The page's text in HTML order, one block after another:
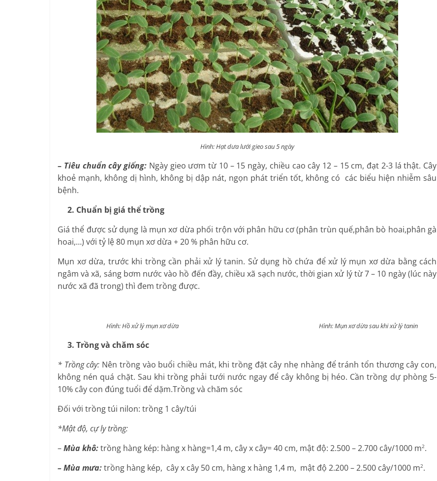
Hình: Hạt dưa lưới gieo sau 5 ngày
– Tiêu chuẩn cây giống: Ngày gieo ươm từ 10 – 15 ngày, chiều cao cây 12 – 15 cm, đạt 2-3 lá thật. Cây
khoẻ mạnh, không dị hình, không bị dập nát, ngọn phát triển tốt, không có các biểu hiện nhiễm sâu
bệnh.
2. Chuẩn bị giá thể trồng
Giá thể được sử dụng là mụn xơ dừa phối trộn với phân hữu cơ (phân trùn quế,phân bò hoai,phân gà
hoai,…) với tỷ lệ 80 mụn xơ dừa + 20 % phân hữu cơ.
Mụn xơ dừa, trước khi trồng cần phải xử lý tanin. Sử dụng hồ chứa để xử lý mụn xơ dừa bằng cách
ngâm và xã, sáng bơm nước vào hồ đến đầy, chiều xã sạch nước, thời gian xử lý từ 7 – 10 ngày (lúc này
nước xã đã trong) thì đem trồng được.
Hình: Hồ xử lý mụn xơ dừa Hình: Mụn xơ dừa sau khi xử lý tanin
3. Trồng và chăm sóc
* Trồng cây: Nên trồng vào buổi chiều mát, khi trồng đặt cây nhẹ nhàng để tránh tổn thương cây con,
không nén quá chặt. Sau khi trồng phải tưới nước ngay để cây không bị héo. Cần trồng dự phòng 5-
10% cây con đúng tuổi để dặm.Trồng và chăm sóc
Đối với trồng túi nilon: trồng 1 cây/túi
*Mật độ, cự ly trồng:
–Mùa khô:trồng hàng kép: hàng x hàng=1,4 m, cây x cây= 40 cm, mật độ: 2.500 – 2.700 cây/1000 m2.
– Mùa mưa:trồng hàng kép, cây x cây 50 cm, hàng x hàng 1,4 m, mật độ 2.200 – 2.500 cây/1000 m2.